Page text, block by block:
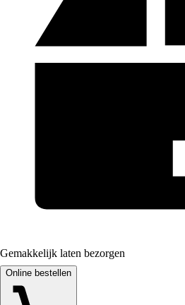
Gemakkelijk laten bezorgen
Online bestellen